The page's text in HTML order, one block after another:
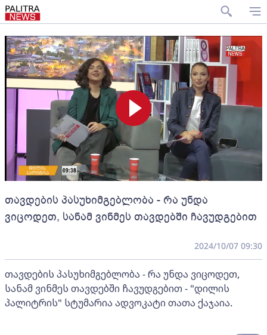
თავდების პასუხიმგებლობა - რა უნდა
ვიცოდეთ, სანამ ვინმეს თავდებში ჩავუდგებით
2024/10/07 09:30
თავდების პასუხიმგებლობა - რა უნდა ვიცოდეთ,
სანამ ვინმეს თავდებში ჩავუდგებით - "დილის
პალიტრის" სტუმარია ადვოკატი თათა ქაჯაია.